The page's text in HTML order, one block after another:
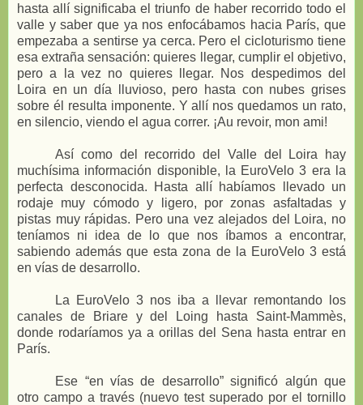
hasta allí significaba el triunfo de haber recorrido todo el
valle y saber que ya nos enfocábamos hacia París, que
empezaba a sentirse ya cerca. Pero el cicloturismo tiene
esa extraña sensación: quieres llegar, cumplir el objetivo,
pero a la vez no quieres llegar. Nos despedimos del
Loira en un día lluvioso, pero hasta con nubes grises
sobre él resulta imponente. Y allí nos quedamos un rato,
en silencio, viendo el agua correr. ¡Au revoir, mon ami!
Así como del recorrido del Valle del Loira hay
muchísima información disponible, la EuroVelo 3 era la
perfecta desconocida. Hasta allí habíamos llevado un
rodaje muy cómodo y ligero, por zonas asfaltadas y
pistas muy rápidas. Pero una vez alejados del Loira, no
teníamos ni idea de lo que nos íbamos a encontrar,
sabiendo además que esta zona de la EuroVelo 3 está
en vías de desarrollo.
La EuroVelo 3 nos iba a llevar remontando los
canales de Briare y del Loing hasta Saint-Mammès,
donde rodaríamos ya a orillas del Sena hasta entrar en
París.
Ese “en vías de desarrollo” significó algún que
otro campo a través (nuevo test superado por el tornillo